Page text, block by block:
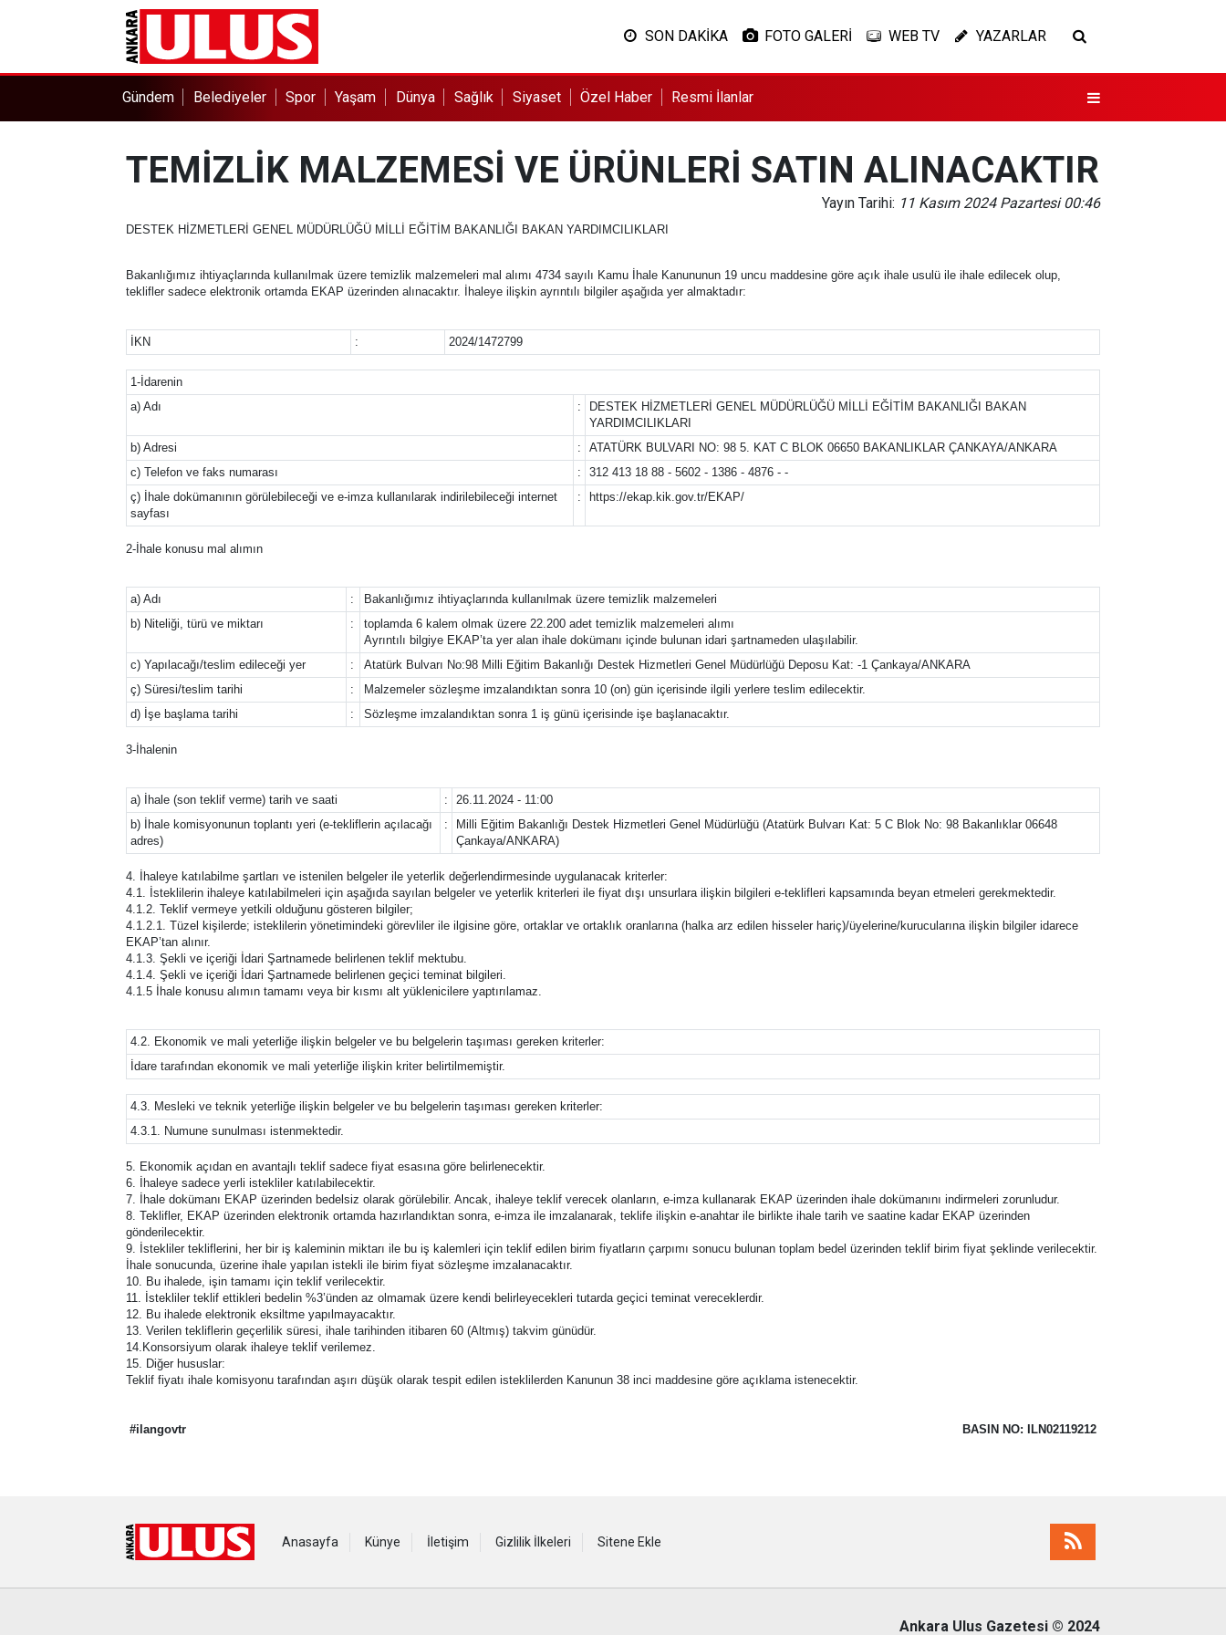
SON DAKİKA FOTO GALERİ WEB TV YAZARLAR
Gündem Belediyeler Spor Yaşam Dünya Sağlık Siyaset Özel Haber Resmi İlanlar
TEMİZLİK MALZEMESİ VE ÜRÜNLERİ SATIN ALINACAKTIR
Yayın Tarihi: 11 Kasım 2024 Pazartesi 00:46
DESTEK HİZMETLERİ GENEL MÜDÜRLÜĞÜ MİLLİ EĞİTİM BAKANLIĞI BAKAN YARDIMCILIKLARI
Bakanlığımız ihtiyaçlarında kullanılmak üzere temizlik malzemeleri mal alımı 4734 sayılı Kamu İhale Kanununun 19 uncu maddesine göre açık ihale usulü ile ihale edilecek olup,
teklifler sadece elektronik ortamda EKAP üzerinden alınacaktır. İhaleye ilişkin ayrıntılı bilgiler aşağıda yer almaktadır:
İKN : 2024/1472799
1-İdarenin
a) Adı
:
DESTEK HİZMETLERİ GENEL MÜDÜRLÜĞÜ MİLLİ EĞİTİM BAKANLIĞI BAKAN
YARDIMCILIKLARI
b) Adresi
:
ATATÜRK BULVARI NO: 98 5. KAT C BLOK 06650 BAKANLIKLAR ÇANKAYA/ANKARA
c) Telefon ve faks numarası
:
312 413 18 88 - 5602 - 1386 - 4876 - -
ç) İhale dokümanının görülebileceği ve e-imza kullanılarak indirilebileceği internet
sayfası
: https://ekap.kik.gov.tr/EKAP/
2-İhale konusu mal alımın
a) Adı :
Bakanlığımız ihtiyaçlarında kullanılmak üzere temizlik malzemeleri
b) Niteliği, türü ve miktarı
:
toplamda 6 kalem olmak üzere 22.200 adet temizlik malzemeleri alımı
Ayrıntılı bilgiye EKAP’ta yer alan ihale dokümanı içinde bulunan idari şartnameden ulaşılabilir.
c) Yapılacağı/teslim edileceği yer
:
Atatürk Bulvarı No:98 Milli Eğitim Bakanlığı Destek Hizmetleri Genel Müdürlüğü Deposu Kat: -1 Çankaya/ANKARA
ç) Süresi/teslim tarihi
:
Malzemeler sözleşme imzalandıktan sonra 10 (on) gün içerisinde ilgili yerlere teslim edilecektir.
d) İşe başlama tarihi
: Sözleşme imzalandıktan sonra 1 iş günü içerisinde işe başlanacaktır.
3-İhalenin
a) İhale (son teklif verme) tarih ve saati :
26.11.2024 - 11:00
b) İhale komisyonunun toplantı yeri (e-tekliflerin açılacağı
adres)
:
Milli Eğitim Bakanlığı Destek Hizmetleri Genel Müdürlüğü (Atatürk Bulvarı Kat: 5 C Blok No: 98 Bakanlıklar 06648
Çankaya/ANKARA)
4. İhaleye katılabilme şartları ve istenilen belgeler ile yeterlik değerlendirmesinde uygulanacak kriterler:
4.1. İsteklilerin ihaleye katılabilmeleri için aşağıda sayılan belgeler ve yeterlik kriterleri ile fiyat dışı unsurlara ilişkin bilgileri e-teklifleri kapsamında beyan etmeleri gerekmektedir.
4.1.2. Teklif vermeye yetkili olduğunu gösteren bilgiler;
4.1.2.1. Tüzel kişilerde; isteklilerin yönetimindeki görevliler ile ilgisine göre, ortaklar ve ortaklık oranlarına (halka arz edilen hisseler hariç)/üyelerine/kurucularına ilişkin bilgiler idarece
EKAP’tan alınır.
4.1.3. Şekli ve içeriği İdari Şartnamede belirlenen teklif mektubu.
4.1.4. Şekli ve içeriği İdari Şartnamede belirlenen geçici teminat bilgileri.
4.1.5 İhale konusu alımın tamamı veya bir kısmı alt yüklenicilere yaptırılamaz.
4.2. Ekonomik ve mali yeterliğe ilişkin belgeler ve bu belgelerin taşıması gereken kriterler:
İdare tarafından ekonomik ve mali yeterliğe ilişkin kriter belirtilmemiştir.
4.3. Mesleki ve teknik yeterliğe ilişkin belgeler ve bu belgelerin taşıması gereken kriterler:
4.3.1. Numune sunulması istenmektedir.
5. Ekonomik açıdan en avantajlı teklif sadece fiyat esasına göre belirlenecektir.
6. İhaleye sadece yerli istekliler katılabilecektir.
7. İhale dokümanı EKAP üzerinden bedelsiz olarak görülebilir. Ancak, ihaleye teklif verecek olanların, e-imza kullanarak EKAP üzerinden ihale dokümanını indirmeleri zorunludur.
8. Teklifler, EKAP üzerinden elektronik ortamda hazırlandıktan sonra, e-imza ile imzalanarak, teklife ilişkin e-anahtar ile birlikte ihale tarih ve saatine kadar EKAP üzerinden
gönderilecektir.
9. İstekliler tekliflerini, her bir iş kaleminin miktarı ile bu iş kalemleri için teklif edilen birim fiyatların çarpımı sonucu bulunan toplam bedel üzerinden teklif birim fiyat şeklinde verilecektir.
İhale sonucunda, üzerine ihale yapılan istekli ile birim fiyat sözleşme imzalanacaktır.
10. Bu ihalede, işin tamamı için teklif verilecektir.
11. İstekliler teklif ettikleri bedelin %3’ünden az olmamak üzere kendi belirleyecekleri tutarda geçici teminat vereceklerdir.
12. Bu ihalede elektronik eksiltme yapılmayacaktır.
13. Verilen tekliflerin geçerlilik süresi, ihale tarihinden itibaren 60 (Altmış) takvim günüdür.
14.Konsorsiyum olarak ihaleye teklif verilemez.
15. Diğer hususlar:
Teklif fiyatı ihale komisyonu tarafından aşırı düşük olarak tespit edilen isteklilerden Kanunun 38 inci maddesine göre açıklama istenecektir.
#ilangovtr BASIN NO: ILN02119212
Anasayfa Künye İletişim Gizlilik İlkeleri Sitene Ekle
Ankara Ulus Gazetesi © 2024